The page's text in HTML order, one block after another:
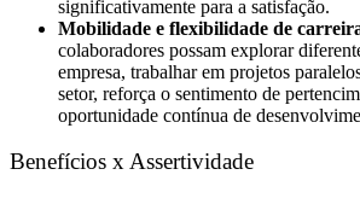
significativamente para a satisfação.
Mobilidade e flexibilidade de
colaboradores possam explorar
empresa, trabalhar em projetos
setor, reforça o sentimento de
oportunidade contínua de
Benefícios x Assertividade